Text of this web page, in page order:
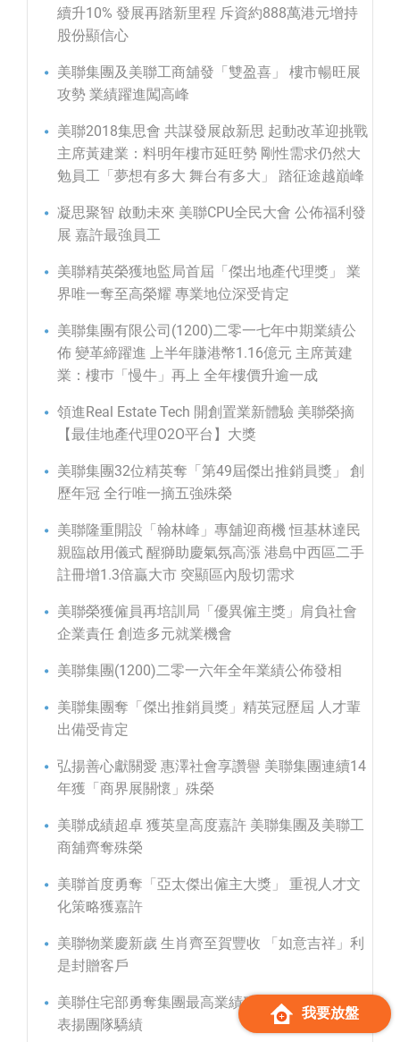
續升10% 發展再踏新里程 斥資約888萬港元增持
股份顯信心
美聯集團及美聯工商舖發「雙盈喜」 樓市暢旺展
攻勢 業績躍進闖高峰
美聯2018集思會 共謀發展啟新思 起動改革迎挑戰
主席黃建業：料明年樓市延旺勢 剛性需求仍然大
勉員工「夢想有多大 舞台有多大」 踏征途越巔峰
凝思聚智 啟動未來 美聯CPU全民大會 公佈福利發
展 嘉許最強員工
美聯精英榮獲地監局首屆「傑出地產代理獎」 業
界唯一奪至高榮耀 專業地位深受肯定
美聯集團有限公司(1200)二零一七年中期業績公
佈 變革締躍進 上半年賺港幣1.16億元 主席黃建
業：樓巿「慢牛」再上 全年樓價升逾一成
領進Real Estate Tech 開創置業新體驗 美聯榮摘
【最佳地產代理O2O平台】大獎
美聯集團32位精英奪「第49屆傑出推銷員獎」 創
歷年冠 全行唯一摘五強殊榮
美聯隆重開設「翰林峰」專舖迎商機 恒基林達民
親臨啟用儀式 醒獅助慶氣氛高漲 港島中西區二手
註冊增1.3倍贏大市 突顯區內殷切需求
美聯榮獲僱員再培訓局「優異僱主獎」肩負社會
企業責任 創造多元就業機會
美聯集團(1200)二零一六年全年業績公佈發相
美聯集團奪「傑出推銷員獎」精英冠歷屆 人才輩
出備受肯定
弘揚善心獻關愛 惠澤社會享讚譽 美聯集團連續14
年獲「商界展關懷」殊榮
美聯成績超卓 獲英皇高度嘉許 美聯集團及美聯工
商舖齊奪殊榮
美聯首度勇奪「亞太傑出僱主大獎」 重視人才文
化策略獲嘉許
美聯物業慶新歲 生肖齊至賀豐收 「如意吉祥」利
是封贈客戶
美聯住宅部勇奪集團最高業績殊榮 盈利貢獻大獎
表揚團隊驕績
我要放盤